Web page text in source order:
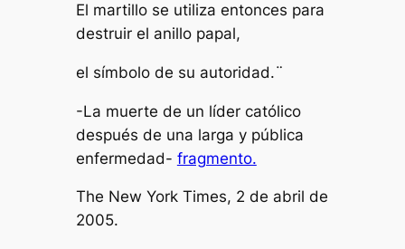
El martillo se utiliza entonces para
destruir el anillo papal,
el símbolo de su autoridad.¨
-La muerte de un líder católico
después de una larga y pública
enfermedad- fragmento.
The New York Times, 2 de abril de
2005.